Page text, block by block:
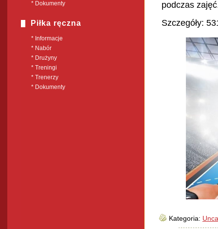
* Dokumenty
Piłka ręczna
* Informacje
* Nabór
* Drużyny
* Treningi
* Trenerzy
* Dokumenty
podczas
Szczegóły:
Kategoria: